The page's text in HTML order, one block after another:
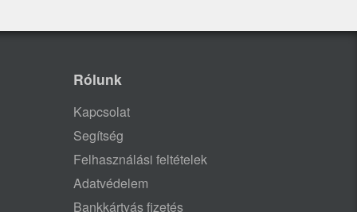
Rólunk
Kapcsolat
Segítség
Felhasználási feltételek
Adatvédelem
Bankkártyás fizetés